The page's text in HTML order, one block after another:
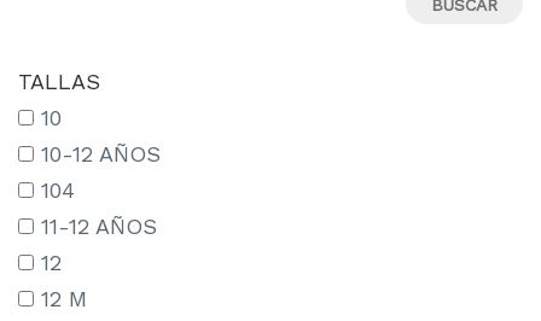
TALLAS
10
10-12 AÑOS
104
11-12 AÑOS
12
12 M